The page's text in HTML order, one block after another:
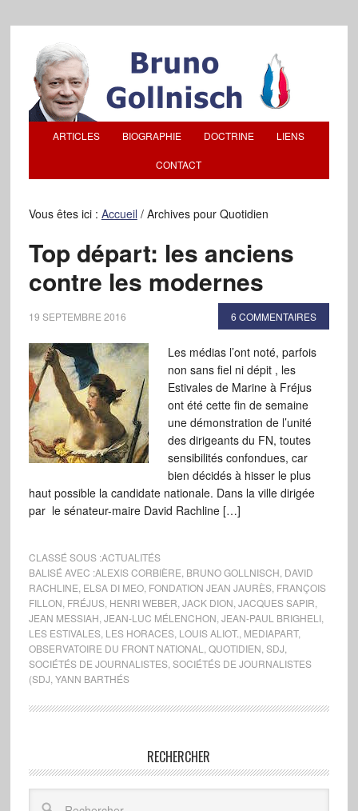
ARTICLES BIOGRAPHIE DOCTRINE LIENS
CONTACT
Vous êtes ici : Accueil /Archives pour Quotidien
Top départ: les anciens
contre les modernes
19 SEPTEMBRE 2016 6 COMMENTAIRES
Les médias l’ont noté, parfois
non sans fiel ni dépit , les
Estivales de Marine à Fréjus
ont été cette fin de semaine
une démonstration de l’unité
des dirigeants du FN, toutes
sensibilités confondues, car
bien décidés à hisser le plus
haut possible la candidate nationale. Dans la ville dirigée
par le sénateur-maire David Rachline […]
CLASSÉ SOUS :ACTUALITÉS
BALISÉ AVEC :ALEXIS CORBIÈRE BRUNO GOLLNISCH DAVID
RACHLINE ELSA DI MEO, FONDATION JEAN JAURÈS, FRANÇOIS
FILLON FRÉJUS, HENRI WEBER JACK DION JACQUES SAPIR
JEAN MESSIAH JEAN-LUC MÉLENCHON JEAN-PAUL BRIGHELI,
LES ESTIVALES, LES HORACES, LOUIS ALIOT. MEDIAPART,
OBSERVATOIRE DU FRONT NATIONAL
QUOTIDIEN SDJ
SOCIÉTÉS DE JOURNALISTES, SOCIÉTÉS DE JOURNALISTES
(SDJ YANN BARTHÉS
RECHERCHER